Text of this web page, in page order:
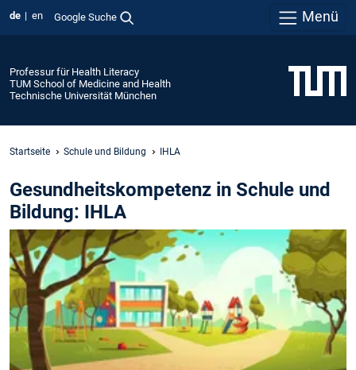
de en Google Suche Menü
Professur für Health Literacy
TUM School of Medicine and Health
Technische Universität München
Startseite Schule und Bildung IHLA
Gesundheitskompetenz in Schule und
Bildung: IHLA